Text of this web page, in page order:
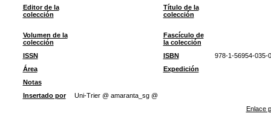
Editor de la
colección
Título de la
colección
Volumen de la
colección
Fascículo de
la colección
ISSN
ISBN
978-1-56954-035-0
Área
Expedición
Notas
Insertado por
Uni-Trier @ amaranta_sg @
Enlace